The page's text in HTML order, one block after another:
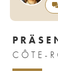
CÔTE-